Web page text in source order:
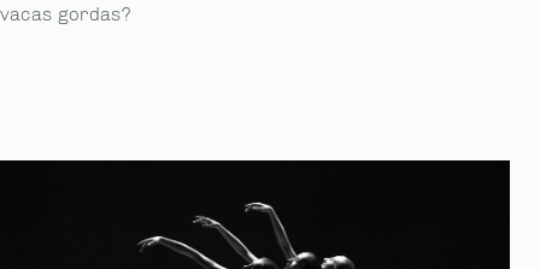
vacas gordas?